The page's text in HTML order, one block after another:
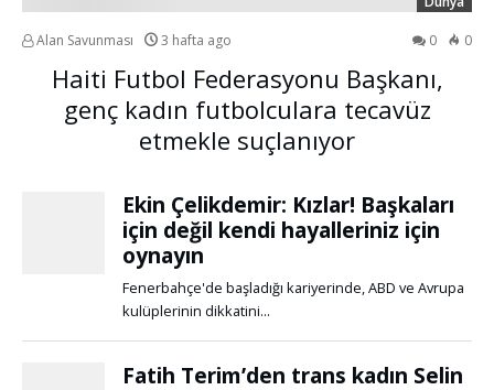
Alan Savunması 3 hafta ago 0 0
Haiti Futbol Federasyonu Başkanı,
genç kadın futbolculara tecavüz
etmekle suçlanıyor